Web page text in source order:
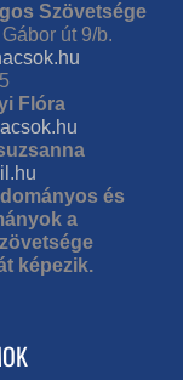
Szövetsége
út 9/b.
Flóra
és
a
képezik.